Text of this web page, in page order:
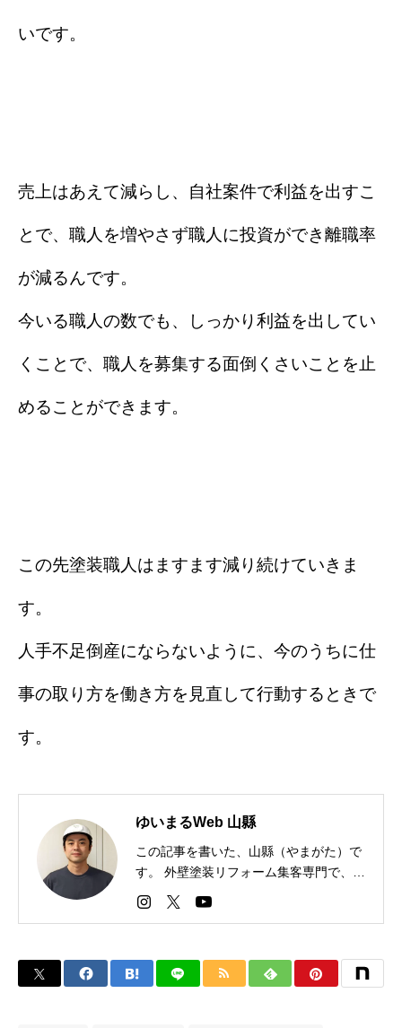
いです。
売上はあえて減らし、自社案件で利益を出すこ
とで、職人を増やさず職人に投資ができ離職率
が減るんです。
今いる職人の数でも、しっかり利益を出してい
くことで、職人を募集する面倒くさいことを止
めることができます。
この先塗装職人はますます減り続けていきま
す。
人手不足倒産にならないように、今のうちに仕
事の取り方を働き方を見直して行動するときで
す。
ゆいまるWeb 山縣
この記事を書いた、山縣（やまがた）で
す。 外壁塗装リフォーム集客専門で、全
国パートナー業者は１００社以上。今す
ぐお問い合わせください